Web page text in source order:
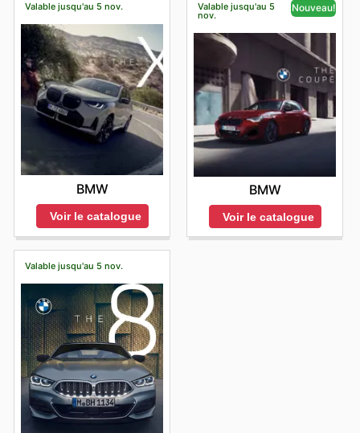
Valable jusqu'au 5 nov.
BMW
Voir le catalogue
Valable jusqu'au 5
nov.
Nouveau!
BMW
Voir le catalogue
Valable jusqu'au 5 nov.